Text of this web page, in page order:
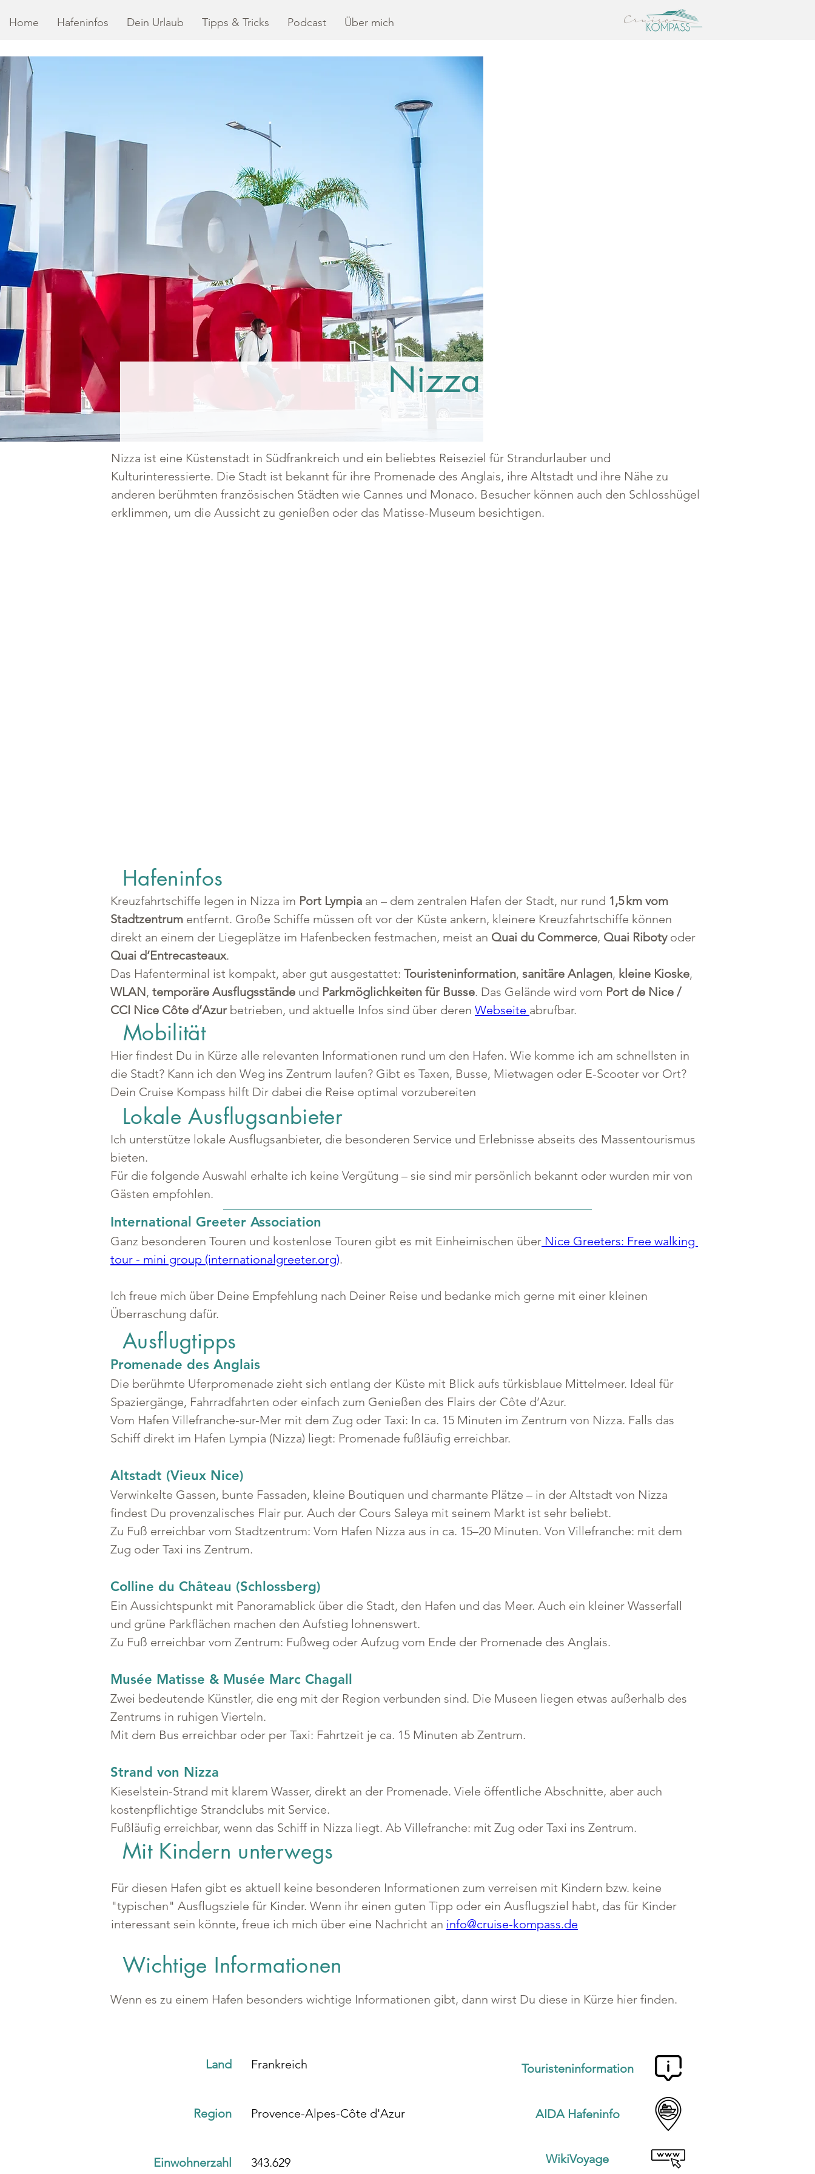
Home Hafeninfos Dein Urlaub Tipps & Tricks Podcast Über mich
Nizza
Nizza ist eine Küstenstadt in Südfrankreich und ein beliebtes Reiseziel für Strandurlauber und
Kulturinteressierte. Die Stadt ist bekannt für ihre Promenade des Anglais, ihre Altstadt und ihre Nähe zu
anderen berühmten französischen Städten wie Cannes und Monaco. Besucher können auch den Schlosshügel
erklimmen, um die Aussicht zu genießen oder das Matisse-Museum besichtigen.
Hafeninfos
Kreuzfahrtschiffe legen in Nizza im Port Lympia an – dem zentralen Hafen der Stadt, nur rund 1,5 km vom
Stadtzentrum entfernt. Große Schiffe müssen oft vor der Küste ankern, kleinere Kreuzfahrtschiffe können
direkt an einem der Liegeplätze im Hafenbecken festmachen, meist an Quai du Commerce, Quai Riboty oder
Quai d’Entrecasteaux.
Das Hafenterminal ist kompakt, aber gut ausgestattet: Touristeninformation, sanitäre Anlagen, kleine Kioske,
WLAN, temporäre Ausflugsstände und Parkmöglichkeiten für Busse. Das Gelände wird vom Port de Nice /
CCI Nice Côte d’Azur betrieben, und aktuelle Infos sind über deren Webseite abrufbar.
Mobilität
Hier findest Du in Kürze alle relevanten Informationen rund um den Hafen. Wie komme ich am schnellsten in
die Stadt? Kann ich den Weg ins Zentrum laufen? Gibt es Taxen, Busse, Mietwagen oder E-Scooter vor Ort?
Dein Cruise Kompass hilft Dir dabei die Reise optimal vorzubereiten
Lokale Ausflugsanbieter
Ich unterstütze lokale Ausflugsanbieter, die besonderen Service und Erlebnisse abseits des Massentourismus
bieten.
Für die folgende Auswahl erhalte ich keine Vergütung – sie sind mir persönlich bekannt oder wurden mir von
Gästen empfohlen.
International Greeter Association
Ganz besonderen Touren und kostenlose Touren gibt es mit Einheimischen über Nice Greeters: Free walking
tour - mini group (internationalgreeter.org).
Ich freue mich über Deine Empfehlung nach Deiner Reise und bedanke mich gerne mit einer kleinen
Überraschung dafür.
Ausflugtipps
Promenade des Anglais
Die berühmte Uferpromenade zieht sich entlang der Küste mit Blick aufs türkisblaue Mittelmeer. Ideal für
Spaziergänge, Fahrradfahrten oder einfach zum Genießen des Flairs der Côte d’Azur.
Vom Hafen Villefranche-sur-Mer mit dem Zug oder Taxi: In ca. 15 Minuten im Zentrum von Nizza. Falls das
Schiff direkt im Hafen Lympia (Nizza) liegt: Promenade fußläufig erreichbar.
Altstadt (Vieux Nice)
Verwinkelte Gassen, bunte Fassaden, kleine Boutiquen und charmante Plätze – in der Altstadt von Nizza
findest Du provenzalisches Flair pur. Auch der Cours Saleya mit seinem Markt ist sehr beliebt.
Zu Fuß erreichbar vom Stadtzentrum: Vom Hafen Nizza aus in ca. 15–20 Minuten. Von Villefranche: mit dem
Zug oder Taxi ins Zentrum.
Colline du Château (Schlossberg)
Ein Aussichtspunkt mit Panoramablick über die Stadt, den Hafen und das Meer. Auch ein kleiner Wasserfall
und grüne Parkflächen machen den Aufstieg lohnenswert.
Zu Fuß erreichbar vom Zentrum: Fußweg oder Aufzug vom Ende der Promenade des Anglais.
Musée Matisse & Musée Marc Chagall
Zwei bedeutende Künstler, die eng mit der Region verbunden sind. Die Museen liegen etwas außerhalb des
Zentrums in ruhigen Vierteln.
Mit dem Bus erreichbar oder per Taxi: Fahrtzeit je ca. 15 Minuten ab Zentrum.
Strand von Nizza
Kieselstein-Strand mit klarem Wasser, direkt an der Promenade. Viele öffentliche Abschnitte, aber auch
kostenpflichtige Strandclubs mit Service.
Fußläufig erreichbar, wenn das Schiff in Nizza liegt. Ab Villefranche: mit Zug oder Taxi ins Zentrum.
Mit Kindern unterwegs
Für diesen Hafen gibt es aktuell keine besonderen Informationen zum verreisen mit Kindern bzw. keine
"typischen" Ausflugsziele für Kinder. Wenn ihr einen guten Tipp oder ein Ausflugsziel habt, das für Kinder
interessant sein könnte, freue ich mich über eine Nachricht an info@cruise-kompass.de
Wichtige Informationen
Wenn es zu einem Hafen besonders wichtige Informationen gibt, dann wirst Du diese in Kürze hier finden.
Frankreich
Land
Provence-Alpes-Côte d'Azur
Region
Einwohnerzahl 343.629
Touristeninformation
AIDA Hafeninfo
WikiVoyage